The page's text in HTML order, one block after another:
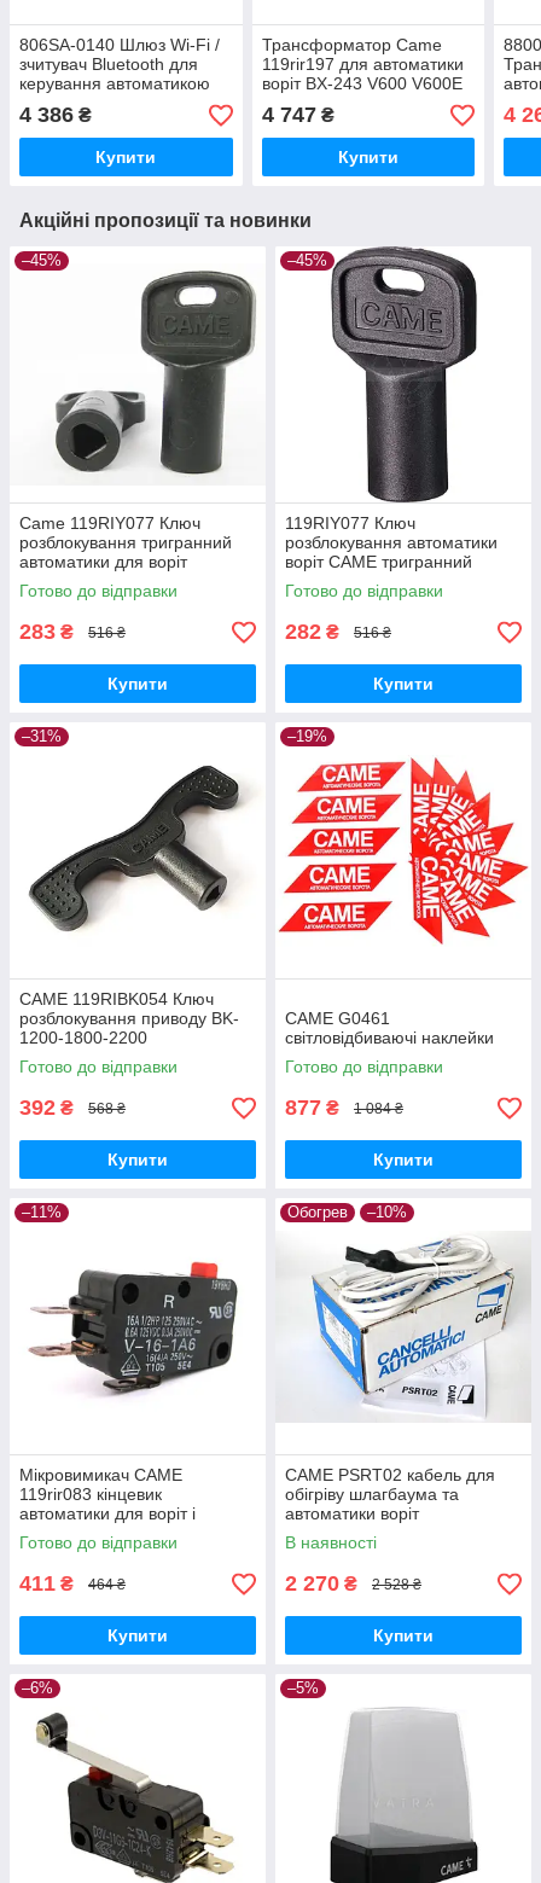
806SA-0140 Шлюз Wi-Fi /
зчитувач Bluetooth для
керування автоматикою
CAME
4 386 ₴
Купити
Трансформатор Came
119rir197 для автоматики
воріт BX-243 V600 V600E
V900E
4 747₴
Купити
4
Акційні пропозиції та новинки
–45%
Came 119RIY077 Ключ
розблокування тригранний
автоматики для воріт
Готово до відправки
283 ₴ 516 ₴
Купити
–45%
119RIY077 Ключ
розблокування автоматики
воріт CAME тригранний
Готово до відправки
282 ₴ 516 ₴
Купити
–31%
CAME 119RIBK054 Ключ
розблокування приводу BK-
1200-1800-2200
Готово до відправки
392 ₴ 568 ₴
Купити
–19%
CAME G0461
світловідбиваючі наклейки
Готово до відправки
877 ₴ 1 084 ₴
Купити
–11%
Мікровимикач CAME
119rir083 кінцевик
автоматики для воріт і
шлагбаум
Готово до відправки
411 ₴ 464 ₴
Купити
Обогрев –10%
CAME PSRT02 кабель для
обігріву шлагбаума та
автоматики воріт
В наявності
2 270 ₴ 2 528 ₴
Купити
–6% –5%